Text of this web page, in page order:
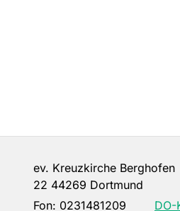
ev. Kreuzkirche
22 44269 Dortmund
Fon: 0231481209 DO-